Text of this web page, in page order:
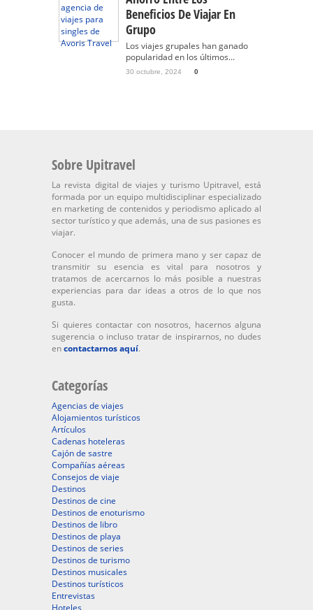
Beneficios De Viajar En
Grupo
Los viajes grupales han ganado
popularidad en los últimos...
30 octubre, 2024 0
Sobre Upitravel
La revista digital de viajes y turismo Upitravel, está
formada por un equipo multidisciplinar especializado
en marketing de contenidos y periodismo aplicado al
sector turístico y que además, una de sus pasiones es
viajar.
Conocer el mundo de primera mano y ser capaz de
transmitir su esencia es vital para nosotros y
tratamos de acercarnos lo más posible a nuestras
experiencias para dar ideas a otros de lo que nos
gusta.
Si quieres contactar con nosotros, hacernos alguna
sugerencia o incluso tratar de inspirarnos, no dudes
encontactarnos aquí.
Categorías
Agencias de viajes
Alojamientos turísticos
Artículos
Cadenas hoteleras
Cajón de sastre
Compañías aéreas
Consejos de viaje
Destinos
Destinos de cine
Destinos de enoturismo
Destinos de libro
Destinos de playa
Destinos de series
Destinos de turismo
Destinos musicales
Destinos turísticos
Entrevistas
Hoteles